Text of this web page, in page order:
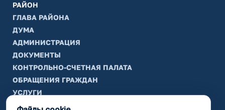
РАЙОН
ГЛАВА РАЙОНА
ДУМА
АДМИНИСТРАЦИЯ
ДОКУМЕНТЫ
КОНТРОЛЬНО-СЧЕТНАЯ ПАЛАТА
ОБРАЩЕНИЯ ГРАЖДАН
УСЛУГИ
ТИК